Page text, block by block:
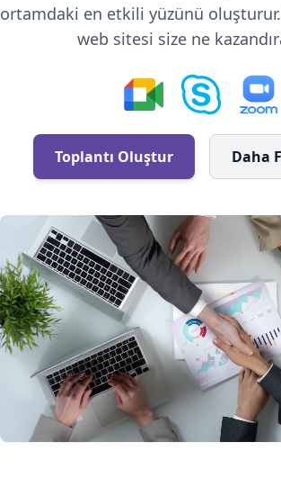
ortamdaki en etkili yüzünü oluşturur.
web sitesi size ne
Toplantı Oluştur Daha